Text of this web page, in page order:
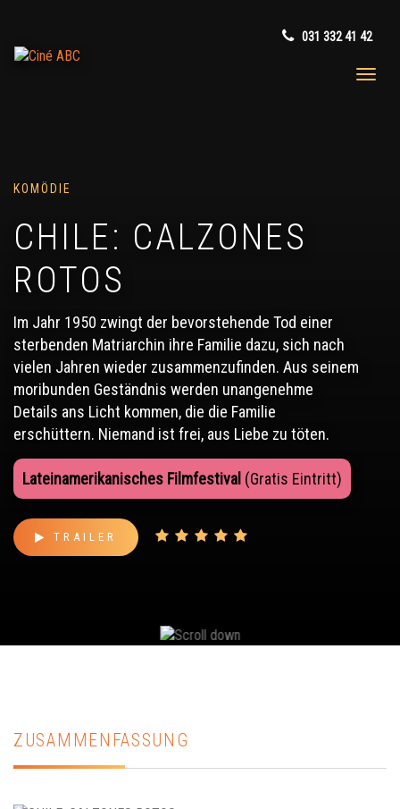
031 332 41 42
KOMÖDIE
CHILE: CALZONES
ROTOS
Im Jahr 1950 zwingt der bevorstehende Tod einer
sterbenden Matriarchin ihre Familie dazu, sich nach
vielen Jahren wieder zusammenzufinden. Aus seinem
moribunden Geständnis werden unangenehme
Details ans Licht kommen, die die Familie
erschüttern. Niemand ist frei, aus Liebe zu töten.
Lateinamerikanisches Filmfestival (Gratis Eintritt)
TRAILER
ZUSAMMENFASSUNG